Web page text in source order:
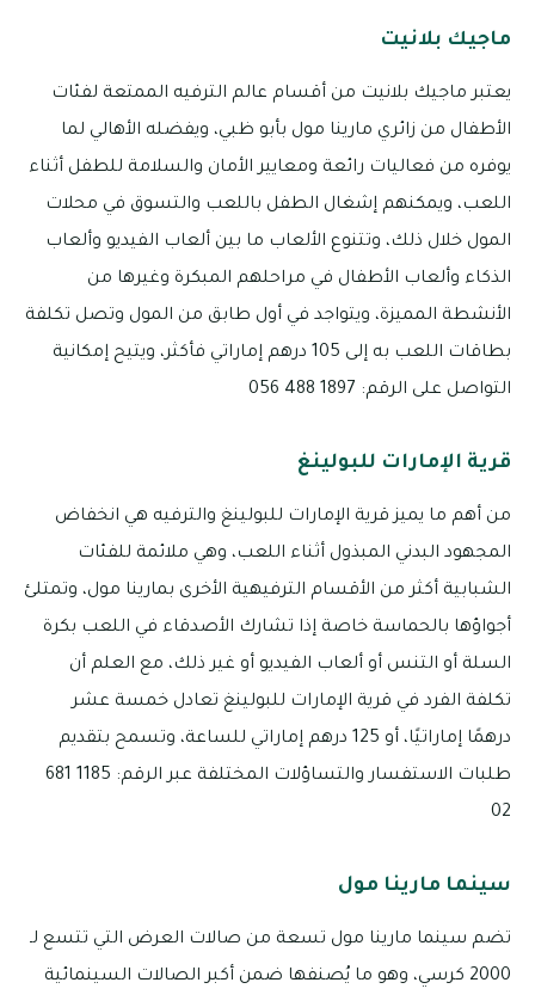
ماجيك بلانيت
يعتبر ماجيك بلانيت من أقسام عالم الترفيه الممتعة لفئات
الأطفال من زائري مارينا مول بأبو ظبي، ويفضله الأهالي لما
يوفره من فعاليات رائعة ومعايير الأمان والسلامة للطفل أثناء
اللعب، ويمكنهم إشغال الطفل باللعب والتسوق في محلات
المول خلال ذلك، وتتنوع الألعاب ما بين ألعاب الفيديو وألعاب
الذكاء وألعاب الأطفال في مراحلهم المبكرة وغيرها من
الأنشطة المميزة، ويتواجد في أول طابق من المول وتصل تكلفة
بطاقات اللعب به إلى 105 درهم إماراتي فأكثر، ويتيح إمكانية
التواصل على الرقم: 1897 488 056
قرية الإمارات للبولينغ
من أهم ما يميز قرية الإمارات للبولينغ والترفيه هي انخفاض
المجهود البدني المبذول أثناء اللعب، وهي ملائمة للفئات
الشبابية أكثر من الأقسام الترفيهية الأخرى بمارينا مول، وتمتلئ
أجواؤها بالحماسة خاصة إذا تشارك الأصدقاء في اللعب بكرة
السلة أو التنس أو ألعاب الفيديو أو غير ذلك، مع العلم أن
تكلفة الفرد في قرية الإمارات للبولينغ تعادل خمسة عشر
درهمًا إماراتيًا، أو 125 درهم إماراتي للساعة، وتسمح بتقديم
طلبات الاستفسار والتساؤلات المختلفة عبر الرقم: 1185 681
02
سينما مارينا مول
تضم سينما مارينا مول تسعة من صالات العرض التي تتسع لـ
2000 كرسي، وهو ما يُصنفها ضمن أكبر الصالات السينمائية